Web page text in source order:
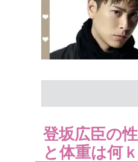
登坂広臣の
と体重は何